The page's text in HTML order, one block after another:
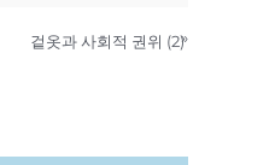
겉옷과 사회적 권위 (2)»